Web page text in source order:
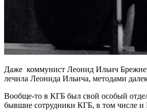
Даже коммунист Леонид Ильич
лечила Леонида Ильича, методами
Вообще-то в КГБ был свой особый
бывшие сотрудники КГБ, в том числе